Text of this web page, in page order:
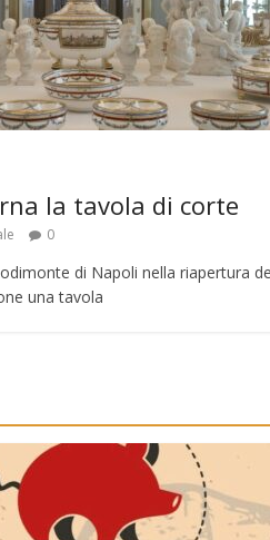
la tavola di corte
0
di Napoli nella riapertura
una tavola